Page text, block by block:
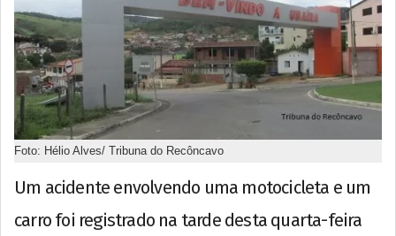
Foto: Hélio Alves/ Tribuna do Recôncavo
Um acidente envolvendo uma motocicleta e um
carro foi registrado na tarde desta quarta-feira